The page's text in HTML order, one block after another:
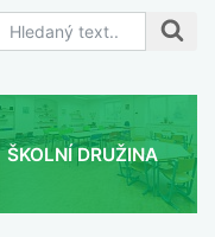
ŠKOLNÍ DRUŽINA